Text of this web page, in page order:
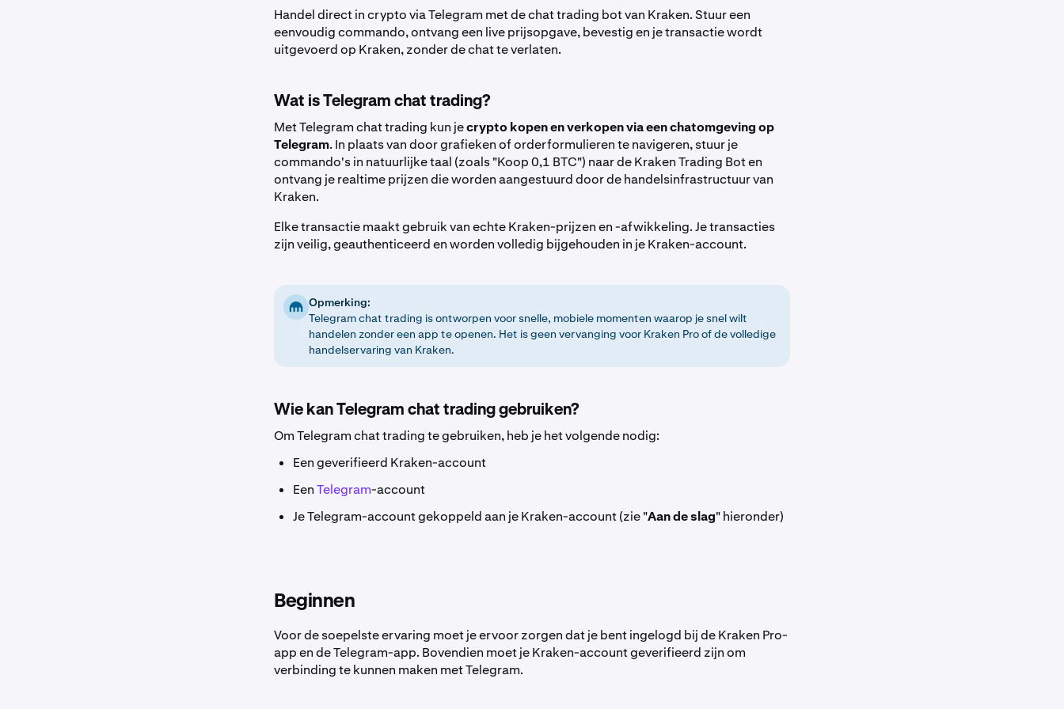
Handel direct in crypto via Telegram met de chat trading bot van Kraken. Stuur een
eenvoudig commando, ontvang een live prijsopgave, bevestig en je transactie wordt
uitgevoerd op Kraken, zonder de chat te verlaten.
Wat is Telegram chat trading?
Met Telegram chat trading kun jecrypto kopen en verkopen via een chatomgeving op
Telegram. In plaats van door grafieken of orderformulieren te navigeren, stuur je
commando's in natuurlijke taal (zoals "Koop 0,1 BTC") naar de Kraken Trading Bot en
ontvang je realtime prijzen die worden aangestuurd door de handelsinfrastructuur van
Kraken.
Elke transactie maakt gebruik van echte Kraken-prijzen en -afwikkeling. Je transacties
zijn veilig, geauthenticeerd en worden volledig bijgehouden in je Kraken-account.
Opmerking:
Telegram chat trading is ontworpen voor snelle, mobiele momenten waarop je snel wilt
handelen zonder een app te openen. Het is geen vervanging voor Kraken Pro of de volledige
handelservaring van Kraken.
Wie kan Telegram chat trading gebruiken?
Om Telegram chat trading te gebruiken, heb je het volgende nodig:
Een geverifieerd Kraken-account
EenTelegram-account
Je Telegram-account gekoppeld aan je Kraken-account (zie "Aan de slag" hieronder)
Beginnen
Voor de soepelste ervaring moet je ervoor zorgen dat je bent ingelogd bij de Kraken Pro-
app en de Telegram-app. Bovendien moet je Kraken-account geverifieerd zijn om
verbinding te kunnen maken met Telegram.